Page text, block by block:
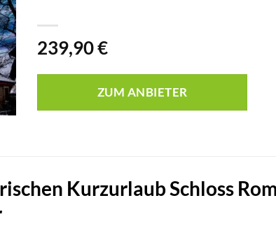
239,90€
ZUM ANBIETER
Kurzurlaub Schloss